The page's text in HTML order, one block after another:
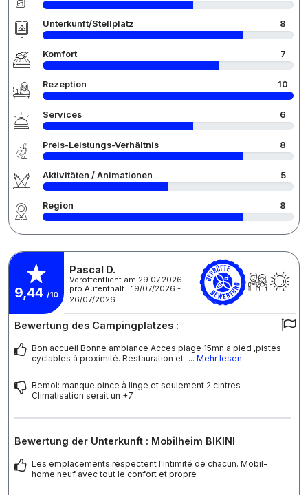
Unterkunft/Stellplatz 8
Komfort 7
Rezeption 10
Services 6
Preis-Leistungs-Verhältnis 8
Aktivitäten / Animationen 5
Region 8
9,44 /10
Pascal D.
Veröffentlicht am 29.07.2026
pro Aufenthalt : 19/07/2026 -
26/07/2026
Bewertung des Campingplatzes :
Bon accueil Bonne ambiance Acces plage 15mn a pied ,pistes
cyclables à proximité. Restauration et ... Mehr lesen
Bemol: manque pince à linge et seulement 2 cintres
Climatisation serait un +7
Bewertung der Unterkunft : Mobilheim BIKINI
Les emplacements respectent l'intimité de chacun. Mobil-
home neuf avec tout le confort et propre